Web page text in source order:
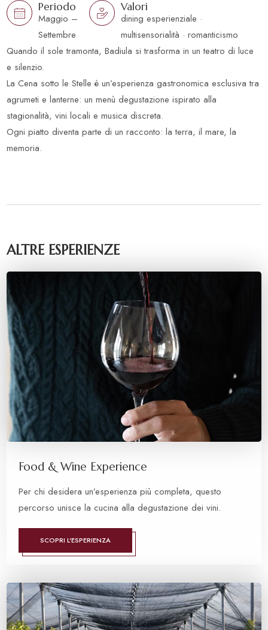
Periodo
Maggio –
Settembre
Valori
dining esperienziale ·
multisensorialità · romanticismo
Quando il sole tramonta, Badiula si trasforma in un teatro di luce
e silenzio.
La Cena sotto le Stelle è un’esperienza gastronomica esclusiva tra
agrumeti e lanterne: un menù degustazione ispirato alla
stagionalità, vini locali e musica discreta.
Ogni piatto diventa parte di un racconto: la terra, il mare, la
memoria.
ALTRE ESPERIENZE
Food & Wine Experience
Per chi desidera un’esperienza più completa, questo
percorso unisce la cucina alla degustazione dei vini.
SCOPRI L'ESPERIENZA